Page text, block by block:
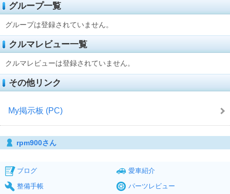
グループ一覧
グループは登録されていません。
クルマレビュー一覧
クルマレビューは登録されていません。
その他リンク
My掲示板 (PC)
rpm900さん
ブログ
愛車紹介
整備手帳
パーツレビュー